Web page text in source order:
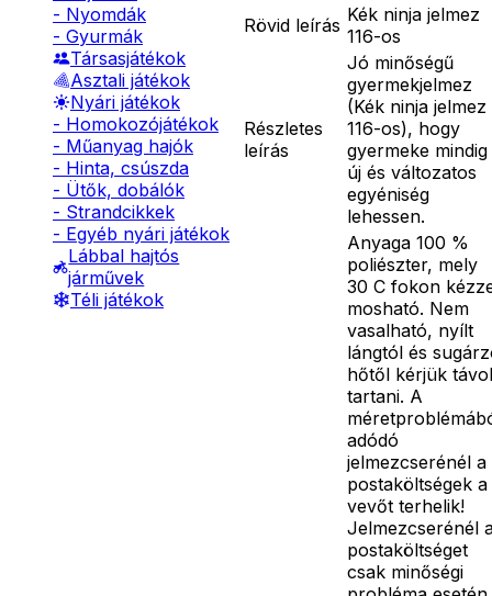
- Nyomdák
- Gyurmák
Társasjátékok
Asztali játékok
Nyári játékok
- Homokozójátékok
- Műanyag hajók
- Hinta, csúszda
- Ütők, dobálók
- Strandcikkek
- Egyéb nyári játékok
Lábbal hajtós
járművek
Téli játékok
Rövid leírás Kék ninja jelmez
116-os
Részletes
leírás
Jó minőségű
gyermekjelmez
(Kék ninja jelmez
116-os), hogy
gyermeke mindig
új és változatos
egyéniség
lehessen.
Anyaga 100 %
poliészter, mely
30 C fokon
mosható. Nem
vasalható, nyílt
lángtól és
hőtől kérjük távol
tartani. A
adódó
jelmezcserénél a
postaköltségek a
vevőt terhelik!
Jelmezcserénél
postaköltséget
csak minőségi